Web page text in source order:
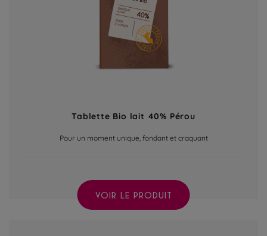
Tablette Bio lait 40% Pérou
Pour un moment unique, fondant et craquant
VOIR LE PRODUIT